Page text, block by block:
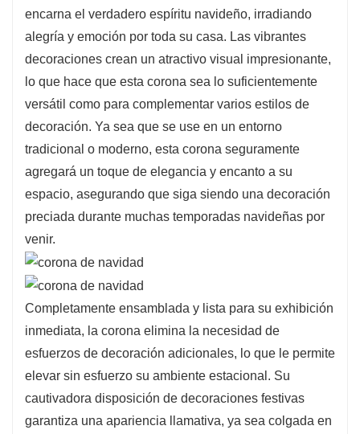
encarna el verdadero espíritu navideño, irradiando
alegría y emoción por toda su casa. Las vibrantes
decoraciones crean un atractivo visual impresionante,
lo que hace que esta corona sea lo suficientemente
versátil como para complementar varios estilos de
decoración. Ya sea que se use en un entorno
tradicional o moderno, esta corona seguramente
agregará un toque de elegancia y encanto a su
espacio, asegurando que siga siendo una decoración
preciada durante muchas temporadas navideñas por
venir.
Completamente ensamblada y lista para su exhibición
inmediata, la corona elimina la necesidad de
esfuerzos de decoración adicionales, lo que le permite
elevar sin esfuerzo su ambiente estacional. Su
cautivadora disposición de decoraciones festivas
garantiza una apariencia llamativa, ya sea colgada en